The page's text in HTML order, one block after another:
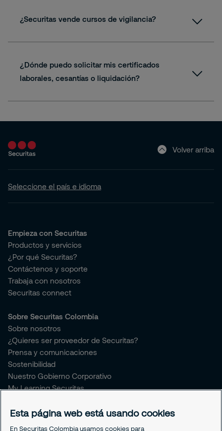
¿Securitas vende cursos de vigilancia?
¿Dónde puedo solicitar mis certificados
laborales, cesantías o liquidación?
Volver arriba
Seleccione el país e idioma
Empieza con Securitas
Productos y servicios
¿Por qué Securitas?
Contáctenos y soporte
Trabaja con nosotros
Securitas connect
Sobre Securitas Colombia
Sobre nosotros
¿Quieres ser proveedor de Securitas?
Prensa y comunicaciones
Sostenibilidad
Nuestro Gobierno Corporativo
My Learning Securitas
Soporte empleado
Esta página web está usando cookies
En Securitas Colombia usamos cookies para